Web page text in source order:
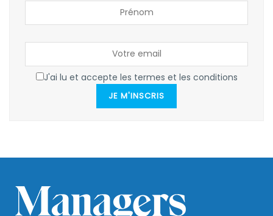
J'ai lu et accepte les termes et les conditions
JE M'INSCRIS